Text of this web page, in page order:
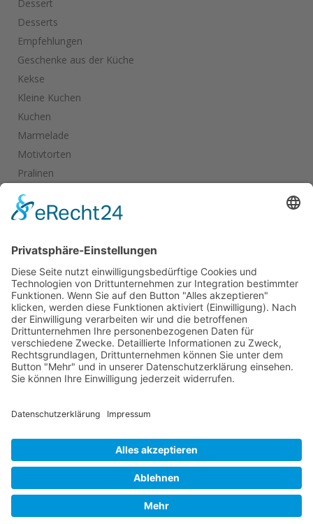
Dessert
Desserts
Empfehlungen
Geschenke aus der Küche
Kekse
Kleine Kuchen
Kuchen
Marmelade
Motivtorten
Pralinen
Salate
Salziges
start_torte
Torten
Weihnachtskekse
Hier dürfen Sie ein wenig stöbern
© Beates Backschätze .Datenschutz